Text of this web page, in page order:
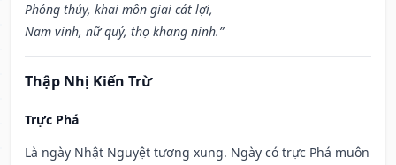
Phóng thủy, khai môn giai cát lợi,
Nam vinh, nữ quý, thọ khang ninh.”
Thập Nhị Kiến Trừ
Trực Phá
Là ngày Nhật Nguyệt tương xung. Ngày có trực Phá muôn